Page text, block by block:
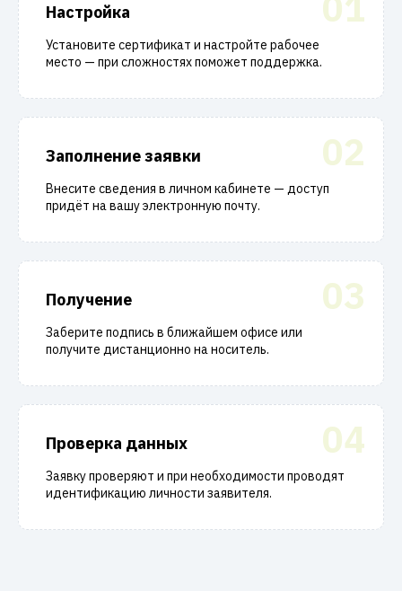
Настройка
Установите сертификат и настройте рабочее
место — при сложностях поможет поддержка.
02
Заполнение заявки
Внесите сведения в личном кабинете — доступ
придёт на вашу электронную почту.
03
Получение
Заберите подпись в ближайшем офисе или
получите дистанционно на носитель.
04
Проверка данных
Заявку проверяют и при необходимости проводят
идентификацию личности заявителя.